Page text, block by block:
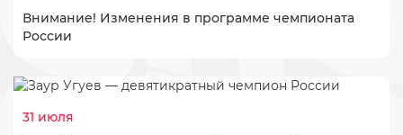
Внимание! Изменения в программе чемпионата
России
31 июля